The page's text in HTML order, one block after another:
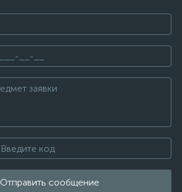
Отправить сообщение